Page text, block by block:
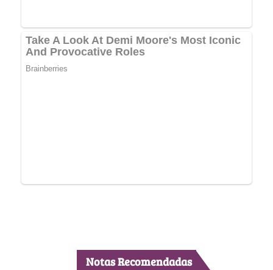
Notas Recomendadas